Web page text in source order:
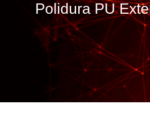
Polidura PU